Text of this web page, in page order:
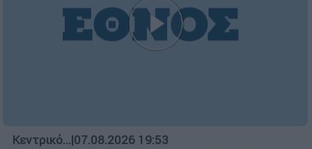
Κεντρικό...|07.08.2026 19:53